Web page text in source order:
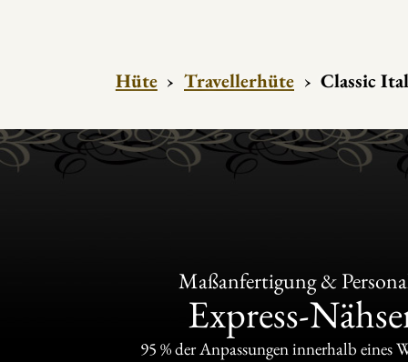
Hüte › Travellerhüte › Classic
Maßanfertigung &
Express-
95 % der Anpassungen innerhalb eines